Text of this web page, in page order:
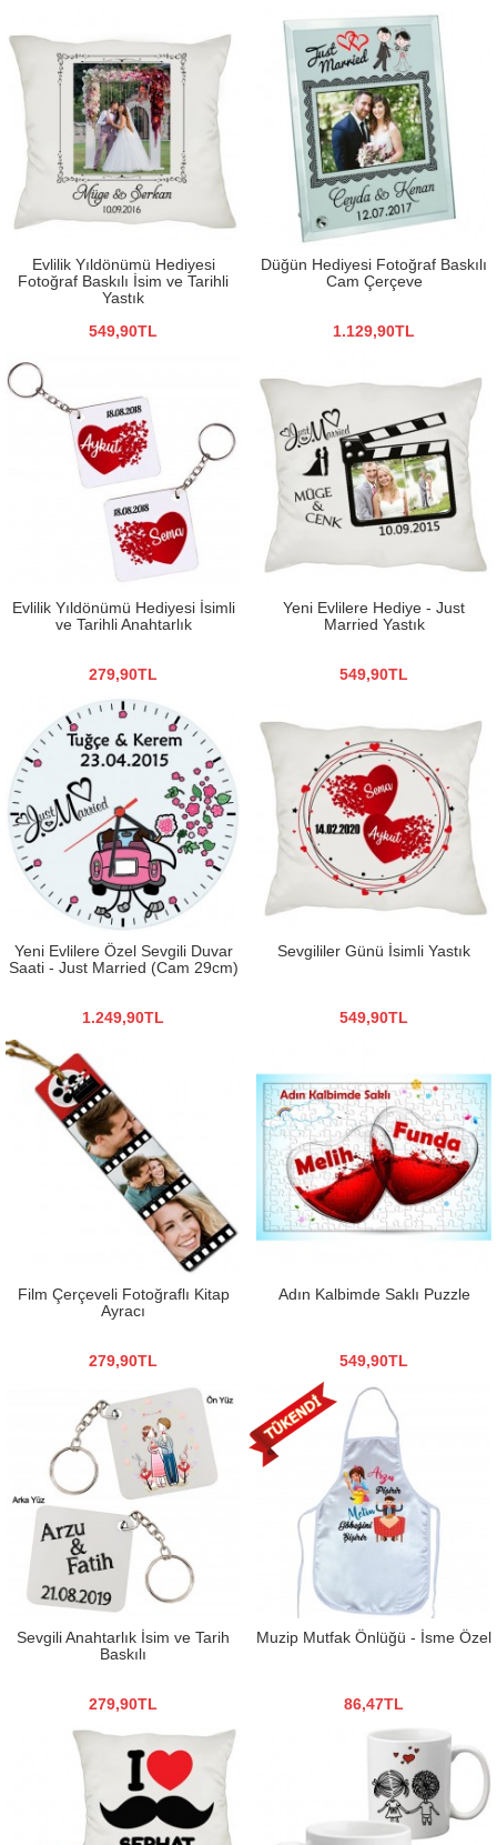
Evlilik Yıldönümü Hediyesi
Fotoğraf Baskılı İsim ve Tarihli
Yastık
549,90TL
Düğün Hediyesi Fotoğraf Baskılı
Cam Çerçeve
1.129,90TL
Evlilik Yıldönümü Hediyesi İsimli
ve Tarihli Anahtarlık
279,90TL
Yeni Evlilere Hediye - Just
Married Yastık
549,90TL
Yeni Evlilere Özel Sevgili Duvar
Saati - Just Married (Cam 29cm)
1.249,90TL
Sevgililer Günü İsimli Yastık
549,90TL
Film Çerçeveli Fotoğraflı Kitap
Ayracı
279,90TL
Adın Kalbimde Saklı Puzzle
549,90TL
Sevgili Anahtarlık İsim ve Tarih
Baskılı
279,90TL
Muzip Mutfak Önlüğü - İsme Özel
86,47TL